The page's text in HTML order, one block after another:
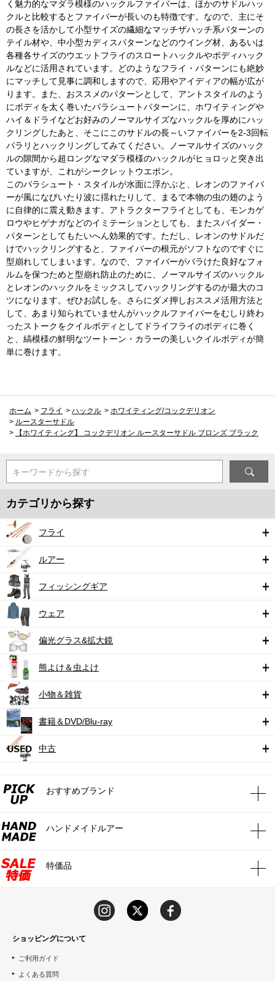
く魅力的なマダラ模様のハックルファイバーは、ほかのサドルハッ
クルと比較するとファイバーが長いのも特徴です。なので、主にそ
の長さを活かして小型サイズの繊細なマッチザハッチ系パターンの
テイル材や、中小型カディスパターンなどのウイング材、あるいは
各種各サイズのウエットフライのスロートハックルやボディハック
ルなどに活用されています。どのようなフライ・パターンにも絶妙
にマッチして見事に調和しますので、応用やアイディアの幅が広が
ります。また、おススメのパターンとして、アントスタイルのよう
にボディを太く巻いたパラシュートパターンに、ホワイティングや
ハイ＆ドライなどお好みのノーマルサイズなハックルを厚めにハッ
クリングしたあと、そこにこのサドルの長～いファイバーを2-3回転
パラリとハックリングしてみてください。ノーマルサイズのハック
ルの隙間から超ロングなマダラ模様のハックルがヒョロッと突き出
ていますが、これがシークレットウエポン。
このパラシュート・スタイルが水面に浮かぶと、レオンのファイバ
ーが風になびいたり波に揺れたりして、まるで本物の虫の翅のよう
に自律的に震え動きます。アトラクターフライとしても、モンカゲ
ロウやヒゲナガなどのイミテーションとしても、またスパイダー・
パターンとしてもたいへん効果的です。ただし、レオンのサドルだ
けでハックリングすると、ファイバーの根元がソフトなのですぐに
型崩れしてしまいます。なので、ファイバーがバラけた良好なフォ
ルムを保つためと型崩れ防止のために、ノーマルサイズのハックル
とレオンのハックルをミックスしてハックリングするのが最大のコ
ツになります。ぜひお試しを。さらにダメ押しおススメ活用方法と
して、あまり知られていませんがハックルファイバーをむしり終わ
ったストークをクイルボディとしてドライフライのボディに巻く
と、縞模様の鮮明なツートーン・カラーの美しいクイルボディが簡
単に巻けます。
ホーム > フライ > ハックル > ホワイティング/コックデリオン
> ルースターサドル
>
【ホワイティング】 コックデリオン ルースターサドル ブロンズ ブラック
キーワードから探す
カテゴリから探す
フライ
ルアー
フィッシングギア
ウェア
偏光グラス&拡大鏡
熊よけ＆虫よけ
小物＆雑貨
書籍＆DVD/Blu-ray
中古
おすすめブランド
ハンドメイドルアー
特価品
ショッピングについて
ご利用ガイド
よくある質問